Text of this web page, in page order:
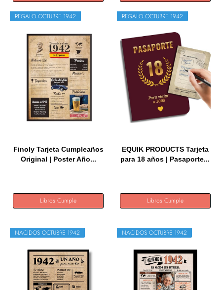
REGALO OCTUBRE 1942
Finoly Tarjeta Cumpleaños
Original | Poster Año...
Libros Cumple
REGALO OCTUBRE 1942
EQUIK PRODUCTS Tarjeta
para 18 años | Pasaporte...
Libros Cumple
NACIDOS OCTUBRE 1942 NACIDOS OCTUBRE 1942